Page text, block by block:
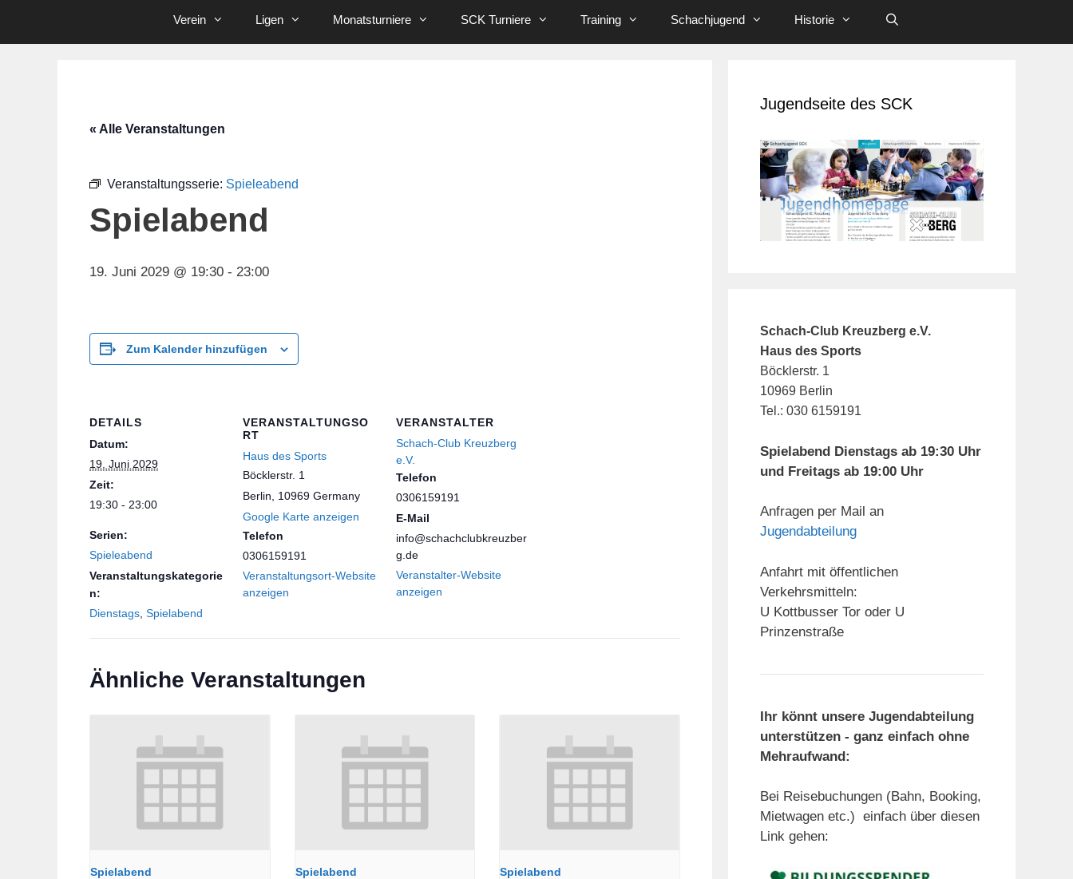
Verein Ligen Monatsturniere SCK Turniere Training Schachjugend Historie
« Alle Veranstaltungen
Veranstaltungsserie: Spieleabend
Spielabend
19. Juni 2029 @ 19:30 - 23:00
Zum Kalender hinzufügen
DETAILS
Datum:
19. Juni 2029
Zeit:
19:30 - 23:00
Serien:
Spieleabend
Veranstaltungskategorie
n:
Dienstags Spielabend
VERANSTALTUNGSO
RT
Haus des Sports
Böcklerstr. 1
Berlin
10969 Germany
Google Karte anzeigen
Telefon
0306159191
Veranstaltungsort-Website
anzeigen
VERANSTALTER
Schach-Club Kreuzberg
e.V.
Telefon
0306159191
E-Mail
info@schachclubkreuzber
g.de
Veranstalter-Website
anzeigen
Ähnliche Veranstaltungen
Spielabend Spielabend Spielabend
Jugendseite des SCK
Schach-Club Kreuzberg e.V.
Haus des Sports
Böcklerstr. 1
10969 Berlin
Tel.: 030 6159191
Spielabend Dienstags ab 19:30 Uhr
und Freitags ab 19:00 Uhr
Anfragen per Mail an
Jugendabteilung
Anfahrt mit öffentlichen
Verkehrsmitteln:
U Kottbusser Tor oder U
Prinzenstraße
Ihr könnt unsere Jugendabteilung
unterstützen - ganz einfach ohne
Mehraufwand:
Bei Reisebuchungen (Bahn, Booking,
Mietwagen etc.) einfach über diesen
Link gehen: